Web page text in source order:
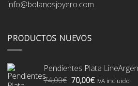
info@bolanosjoyero.com
PRODUCTOS NUEVOS
Pendientes Plata
74,00€ El
70,00€ElIVA incluido